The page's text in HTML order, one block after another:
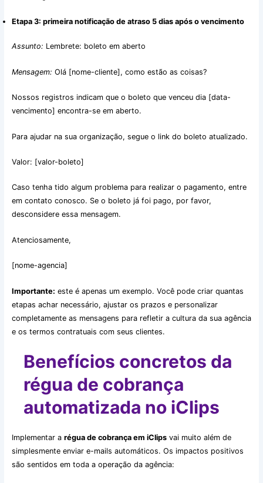
Etapa 3: primeira notificação de atraso 5 dias após o vencimento
Assunto: Lembrete: boleto em aberto
Mensagem: Olá [nome-cliente], como estão as coisas?
Nossos registros indicam que o boleto que venceu dia [data-
vencimento] encontra-se em aberto.
Para ajudar na sua organização, segue o link do boleto atualizado.
Valor: [valor-boleto]
Caso tenha tido algum problema para realizar o pagamento, entre
em contato conosco. Se o boleto já foi pago, por favor,
desconsidere essa mensagem.
Atenciosamente,
[nome-agencia]
Importante: este é apenas um exemplo. Você pode criar quantas
etapas achar necessário, ajustar os prazos e personalizar
completamente as mensagens para refletir a cultura da sua agência
e os termos contratuais com seus clientes.
Benefícios concretos da
régua de cobrança
automatizada no iClips
Implementar a régua de cobrança em iClipsvai muito além de
simplesmente enviar e-mails automáticos. Os impactos positivos
são sentidos em toda a operação da agência: